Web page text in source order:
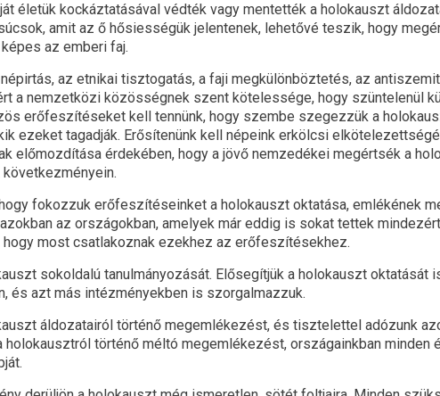
életük kockáztatásával védték vagy mentették a holokauszt
amit az ő hősiességük jelentenek, lehetővé teszik, hogy
az emberi faj.
az etnikai tisztogatás, a faji megkülönböztetés, az
a nemzetközi közösségnek szent kötelessége, hogy szüntelenül
erőfeszítéseket kell tennünk, hogy szembe szegezzük a
ezeket tagadják. Erősítenünk kell népeink erkölcsi
előmozdítása érdekében, hogy a jövő nemzedékei megértsék a
fokozzuk erőfeszítéseinket a holokauszt oktatása, emlékének
az országokban, amelyek már eddig is sokat tettek
hogy most csatlakoznak ezekhez az erőfeszítésekhez.
sokoldalú tanulmányozását. Elősegítjük a holokauszt oktatását
és azt más intézményekben is szorgalmazzuk.
áldozatairól történő megemlékezést, és tisztelettel adózunk
történő méltó megemlékezést, országainkban minden